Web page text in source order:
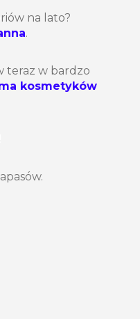
na lato?
.
teraz w bardzo
kosmetyków